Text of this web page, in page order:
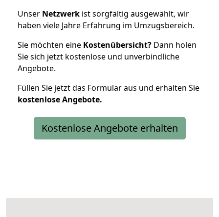
Unser Netzwerk ist sorgfältig ausgewählt, wir
haben viele Jahre Erfahrung im Umzugsbereich.
Sie möchten eine Kostenübersicht? Dann holen
Sie sich jetzt kostenlose und unverbindliche
Angebote.
Füllen Sie jetzt das Formular aus und erhalten Sie
kostenloseAngebote.
Kostenlose Angebote erhalten